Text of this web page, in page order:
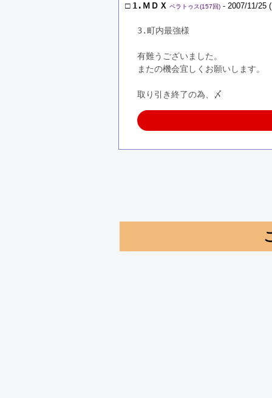
□ 1.ＭＤＸ ペラトゥス(157回) - 2007/11/25
3.町内最強様
有難うございました。
またの機会宜しくお願いします。
取り引き終了の為、〆